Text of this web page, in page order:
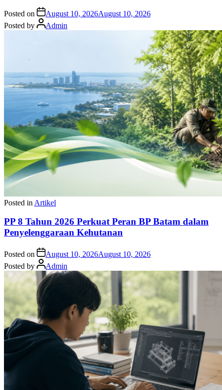
Posted on August 10, 2026August 10, 2026
Posted by
Admin
Posted in Artikel
PP 8 Tahun 2026 Perkuat Peran BP Batam dalam
Penyelenggaraan Kehutanan
Posted on August 10, 2026August 10, 2026
Posted by
Admin